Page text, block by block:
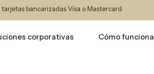
tarjetas bancarizadas Visa o Mastercard
corporativas Cómo funciona